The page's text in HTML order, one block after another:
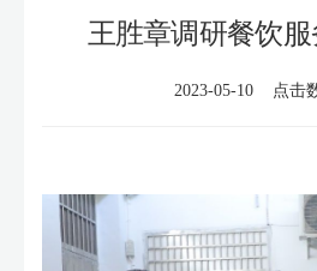
王胜章调研餐饮
2023-05-10 点击